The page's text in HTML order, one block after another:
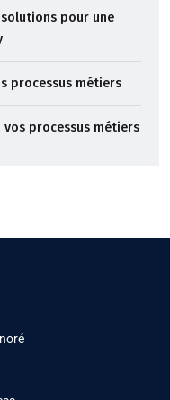
pour une
processus métiers
processus métiers